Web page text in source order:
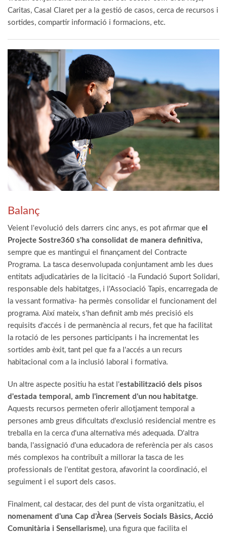
Caritas, Casal Claret per a la gestió de casos, cerca de recursos i
sortides, compartir informació i formacions, etc.
Balanç
Veient l'evolució dels darrers cinc anys, es pot afirmar que el
Projecte Sostre360 s'ha consolidat de manera definitiva,
sempre que es mantingui el finançament del Contracte
Programa. La tasca desenvolupada conjuntament amb les dues
entitats adjudicatàries de la licitació -la Fundació Suport Solidari,
responsable dels habitatges, i l'Associació Tapis, encarregada de
la vessant formativa- ha permès consolidar el funcionament del
programa. Així mateix, s'han definit amb més precisió els
requisits d'accés i de permanència al recurs, fet que ha facilitat
la rotació de les persones participants i ha incrementat les
sortides amb èxit, tant pel que fa a l'accés a un recurs
habitacional com a la inclusió laboral i formativa.
Un altre aspecte positiu ha estat l'estabilització dels pisos
d'estada temporal, amb l'increment d'un nou habitatge.
Aquests recursos permeten oferir allotjament temporal a
persones amb greus dificultats d'exclusió residencial mentre es
treballa en la cerca d'una alternativa més adequada. D'altra
banda, l'assignació d'una educadora de referència per als casos
més complexos ha contribuït a millorar la tasca de les
professionals de l'entitat gestora, afavorint la coordinació, el
seguiment i el suport dels casos.
Finalment, cal destacar, des del punt de vista organitzatiu, el
nomenament d'una Cap d'Àrea (Serveis Socials Bàsics, Acció
Comunitària i Sensellarisme), una figura que facilita el